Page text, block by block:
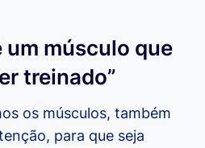
um músculo que
treinado”
os músculos, também
para que seja